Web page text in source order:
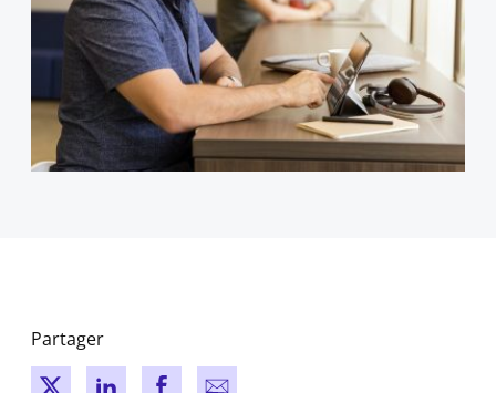
Partager